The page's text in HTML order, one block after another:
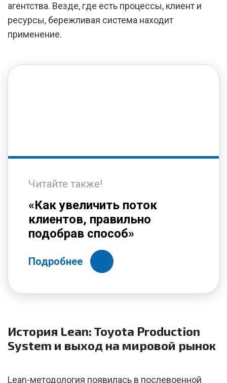
агентства. Везде, где есть процессы, клиент и
ресурсы, бережливая система находит
применение.
Читайте также!
«Как увеличить поток
клиентов, правильно
подобрав способ»
Подробнее
История Lean: Toyota Production
System и выход на мировой рынок
Lean-методология появилась в послевоенной